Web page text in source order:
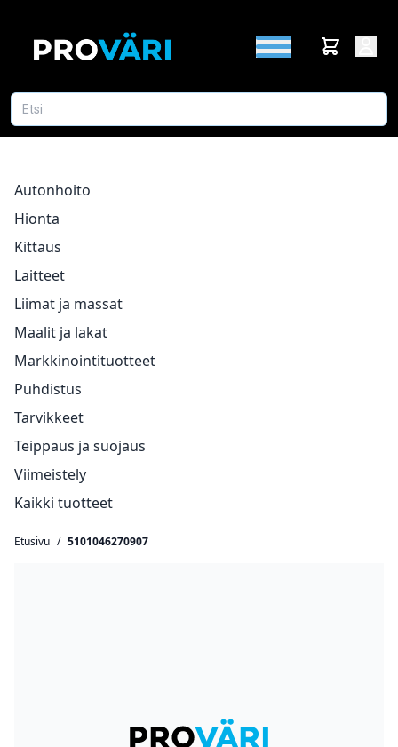
Autonhoito
Hionta
Kittaus
Laitteet
Liimat ja massat
Maalit ja lakat
Markkinointituotteet
Puhdistus
Tarvikkeet
Teippaus ja suojaus
Viimeistely
Kaikki tuotteet
Etusivu / 5101046270907